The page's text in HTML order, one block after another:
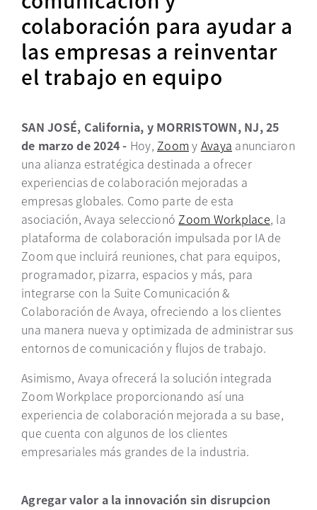
colaboración para ayudar a
las empresas a reinventar
el trabajo en equipo
SAN JOSÉ, California, y MORRISTOWN, NJ, 25
de marzo de 2024 - Hoy, Zoom se abre en una pestaña
y Avaya anunciaron
una alianza estratégica destinada a ofrecer
experiencias de colaboración mejoradas a
empresas globales. Como parte de esta
asociación, Avaya seleccionó Zoom Workplacese abre
, la
plataforma de colaboración impulsada por IA de
Zoom que incluirá reuniones, chat para equipos,
programador, pizarra, espacios y más, para
integrarse con la Suite Comunicación &
Colaboración de Avaya, ofreciendo a los clientes
una manera nueva y optimizada de administrar sus
entornos de comunicación y flujos de trabajo.
Asimismo, Avaya ofrecerá la solución integrada
Zoom Workplace proporcionando así una
experiencia de colaboración mejorada a su base,
que cuenta con algunos de los clientes
empresariales más grandes de la industria.
Agregar valor a la innovación sin disrupcion